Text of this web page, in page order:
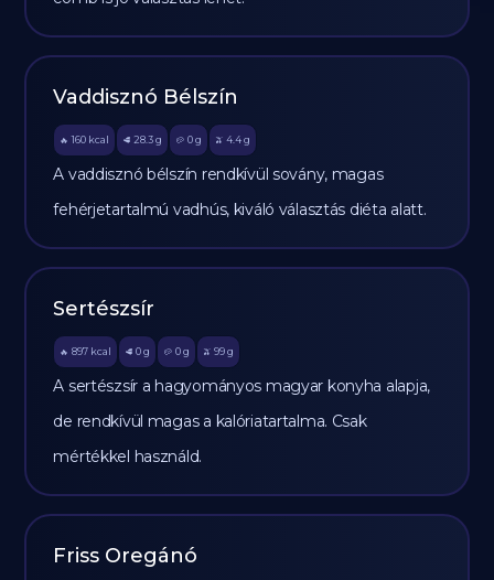
Vaddisznó Bélszín
🔥 160 kcal 🥩 28.3 g 🥔 0g 🫒 4.4 g
A vaddisznó bélszín rendkívül sovány, magas
fehérjetartalmú vadhús, kiváló választás diéta alatt.
Sertészsír
🔥 897 kcal 🥩 0 g 🥔 0g 🫒 99 g
A sertészsír a hagyományos magyar konyha alapja,
de rendkívül magas a kalóriatartalma. Csak
mértékkel használd.
Friss Oregánó